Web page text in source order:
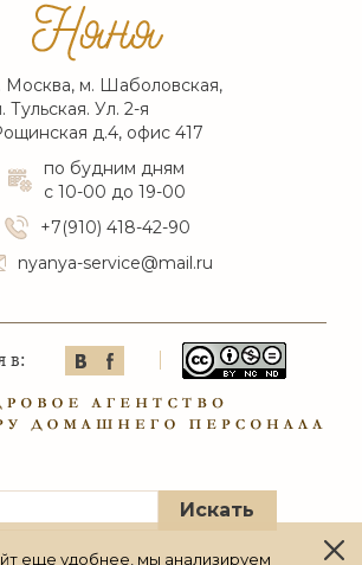
Москва, м. Шаболовская,
Тульская. Ул. 2-я
д.4, офис 417
по будним дням
с 10-00 до 19-00
+7(910) 418-42-90
nyanya-service@mail.ru
в:
еще удобнее, мы анализируем